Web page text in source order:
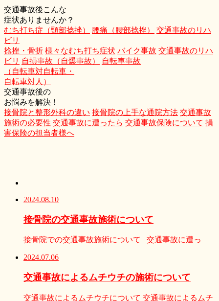
交通事故後こんな
症状ありませんか？
むち打ち症（頸部捻挫）
腰痛（腰部捻挫）
交通事故のリハ
ビリ
捻挫・骨折 様々なむち打ち症状 バイク事故 交通事故のリハ
ビリ 自損事故（自爆事故）
自転車事故
（自転車対自転車・
自転車対人）
交通事故後の
お悩みを解決！
接骨院と整形外科の違い 接骨院の上手な通院方法 交通事故
施術の必要性 交通事故に遭ったら 交通事故保険について 損
害保険の担当者様へ
2024.08.10
接骨院の交通事故施術について
接骨院での交通事故施術について 交通事故に遭っ
2024.07.06
交通事故によるムチウチの施術について
交通事故によるムチウチについて 交通事故によるムチ